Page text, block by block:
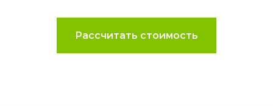
Рассчитать стоимость